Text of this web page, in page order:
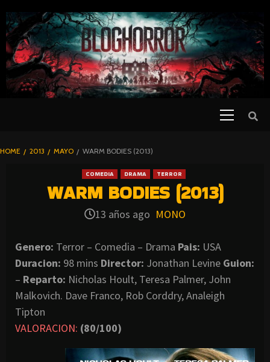
TO
CONTENT
BLOGHORROR
HOME 2013 MAYO WARM BODIES (2013)
COMEDIA DRAMA TERROR
WARM BODIES (2013)
13 años ago MONO
Genero: Terror – Comedia – Drama Pais: USA
Duracion: 98 mins Director: Jonathan Levine Guion:
– Reparto: Nicholas Hoult, Teresa Palmer, John
Malkovich. Dave Franco, Rob Corddry, Analeigh
Tipton
VALORACION: (80/100)